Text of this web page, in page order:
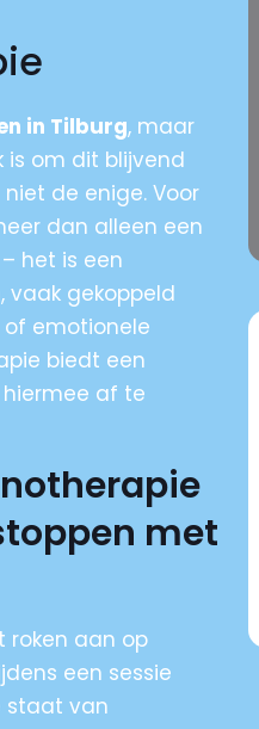
in Tilburg, maar
is om dit blijvend
de enige. Voor
dan alleen een
het is een
vaak gekoppeld
emotionele
biedt een
af te
met
roken aan op
een sessie
staat van